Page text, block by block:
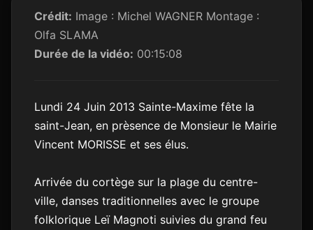
Crédit: Image : Michel WAGNER Montage :
Olfa SLAMA
Durée de la vidéo: 00:15:08
Lundi 24 Juin 2013 Sainte-Maxime fête la
saint-Jean, en prèsence de Monsieur le Mairie
Vincent MORISSE et ses élus.
Arrivée du cortège sur la plage du centre-
ville, danses traditionnelles avec le groupe
folklorique Leï Magnoti suivies du grand feu